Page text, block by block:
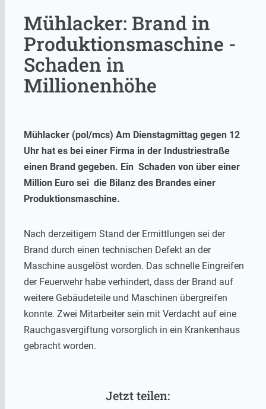
Mühlacker: Brand in
Produktionsmaschine -
Schaden in
Millionenhöhe
Mühlacker (pol/mcs) Am Dienstagmittag gegen 12
Uhr hat es bei einer Firma in der Industriestraße
einen Brand gegeben. Ein Schaden von über einer
Million Euro sei die Bilanz des Brandes einer
Produktionsmaschine.
Nach derzeitigem Stand der Ermittlungen sei der
Brand durch einen technischen Defekt an der
Maschine ausgelöst worden. Das schnelle Eingreifen
der Feuerwehr habe verhindert, dass der Brand auf
weitere Gebäudeteile und Maschinen übergreifen
konnte. Zwei Mitarbeiter sein mit Verdacht auf eine
Rauchgasvergiftung vorsorglich in ein Krankenhaus
gebracht worden.